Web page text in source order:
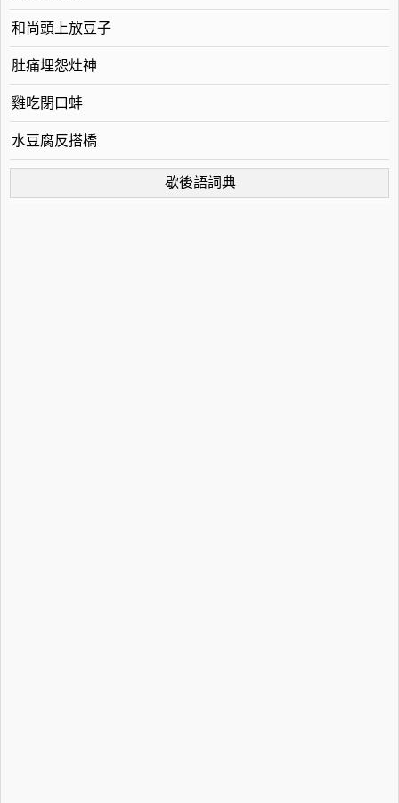
和尚頭上放豆子
肚痛埋怨灶神
雞吃閉口蚌
水豆腐反搭橋
歇後語詞典